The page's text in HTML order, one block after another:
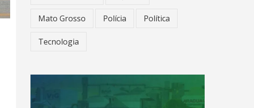
Mato Grosso Polícia Política
Tecnologia